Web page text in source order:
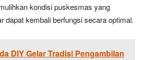
kondisi puskesmas yang
dapat kembali berfungsi secara optimal.
DIY Gelar Tradisi Pengambilan